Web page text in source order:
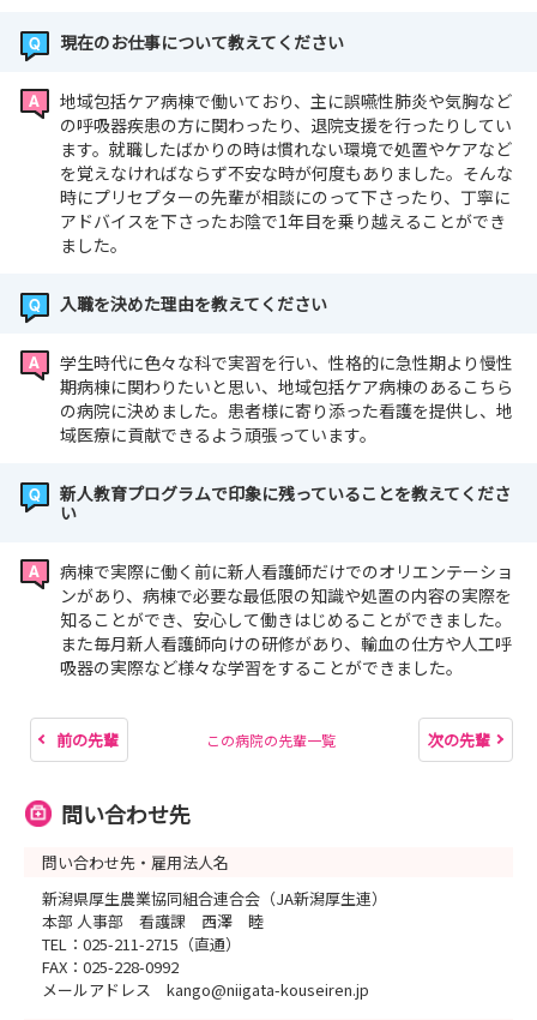
現在のお仕事について教えてください
地域包括ケア病棟で働いており、主に誤嚥性肺炎や気胸など
の呼吸器疾患の方に関わったり、退院支援を行ったりしてい
ます。就職したばかりの時は慣れない環境で処置やケアなど
を覚えなければならず不安な時が何度もありました。そんな
時にプリセプターの先輩が相談にのって下さったり、丁寧に
アドバイスを下さったお陰で1年目を乗り越えることができ
ました。
入職を決めた理由を教えてください
学生時代に色々な科で実習を行い、性格的に急性期より慢性
期病棟に関わりたいと思い、地域包括ケア病棟のあるこちら
の病院に決めました。患者様に寄り添った看護を提供し、地
域医療に貢献できるよう頑張っています。
新人教育プログラムで印象に残っていることを教えてくださ
い
病棟で実際に働く前に新人看護師だけでのオリエンテーショ
ンがあり、病棟で必要な最低限の知識や処置の内容の実際を
知ることができ、安心して働きはじめることができました。
また毎月新人看護師向けの研修があり、輸血の仕方や人工呼
吸器の実際など様々な学習をすることができました。
前の先輩 この病院の先輩一覧 次の先輩
問い合わせ先
問い合わせ先・雇用法人名
新潟県厚生農業協同組合連合会（JA新潟厚生連）
本部 人事部 看護課 西澤 睦
TEL：025-211-2715（直通）
FAX：025-228-0992
メールアドレス kango@niigata-kouseiren.jp